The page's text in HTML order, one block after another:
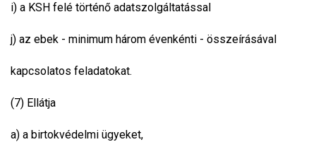
i) a KSH felé történő adatszolgáltatással
j) az ebek - minimum három évenkénti - összeírásával
kapcsolatos feladatokat.
(7) Ellátja
a) a birtokvédelmi ügyeket,